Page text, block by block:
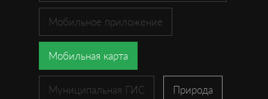
Мобильное приложение
Мобильная карта
Муниципальная ГИС Природа